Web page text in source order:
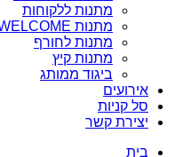
מתנות ללקוחות
מתנות WELCOME לעובדים
מתנות לחורף
מתנות קיץ
ביגוד ממותג
אירועים
סל קניות
יצירת קשר
בית